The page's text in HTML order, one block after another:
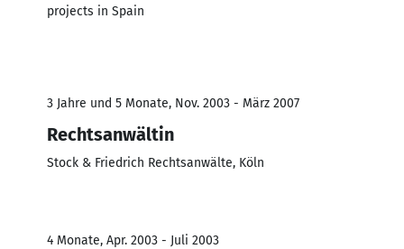
projects in Spain
3 Jahre und 5 Monate, Nov. 2003 - März 2007
Rechtsanwältin
Stock & Friedrich Rechtsanwälte, Köln
4 Monate, Apr. 2003 - Juli 2003